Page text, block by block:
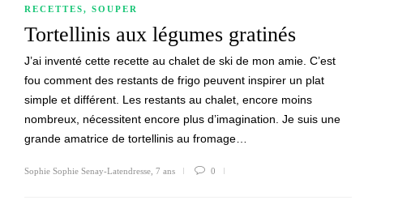
RECETTES, SOUPER
Tortellinis aux légumes gratinés
J’ai inventé cette recette au chalet de ski de mon amie. C’est
fou comment des restants de frigo peuvent inspirer un plat
simple et différent. Les restants au chalet, encore moins
nombreux, nécessitent encore plus d’imagination. Je suis une
grande amatrice de tortellinis au fromage…
Sophie Sophie Senay-Latendresse, 7 ans 0